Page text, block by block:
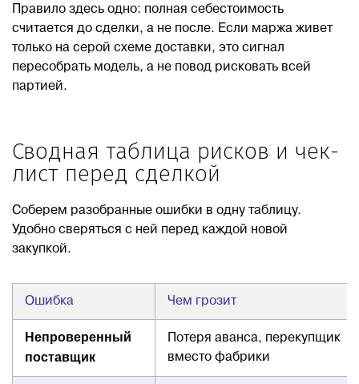
Правило здесь одно: полная себестоимость
считается до сделки, а не после. Если маржа живет
только на серой схеме доставки, это сигнал
пересобрать модель, а не повод рисковать всей
партией.
Сводная таблица рисков и чек-
лист перед сделкой
Соберем разобранные ошибки в одну таблицу.
Удобно сверяться с ней перед каждой новой
закупкой.
Ошибка Чем грозит
Непроверенный
поставщик
Потеря аванса, перекупщик
вместо фабрики